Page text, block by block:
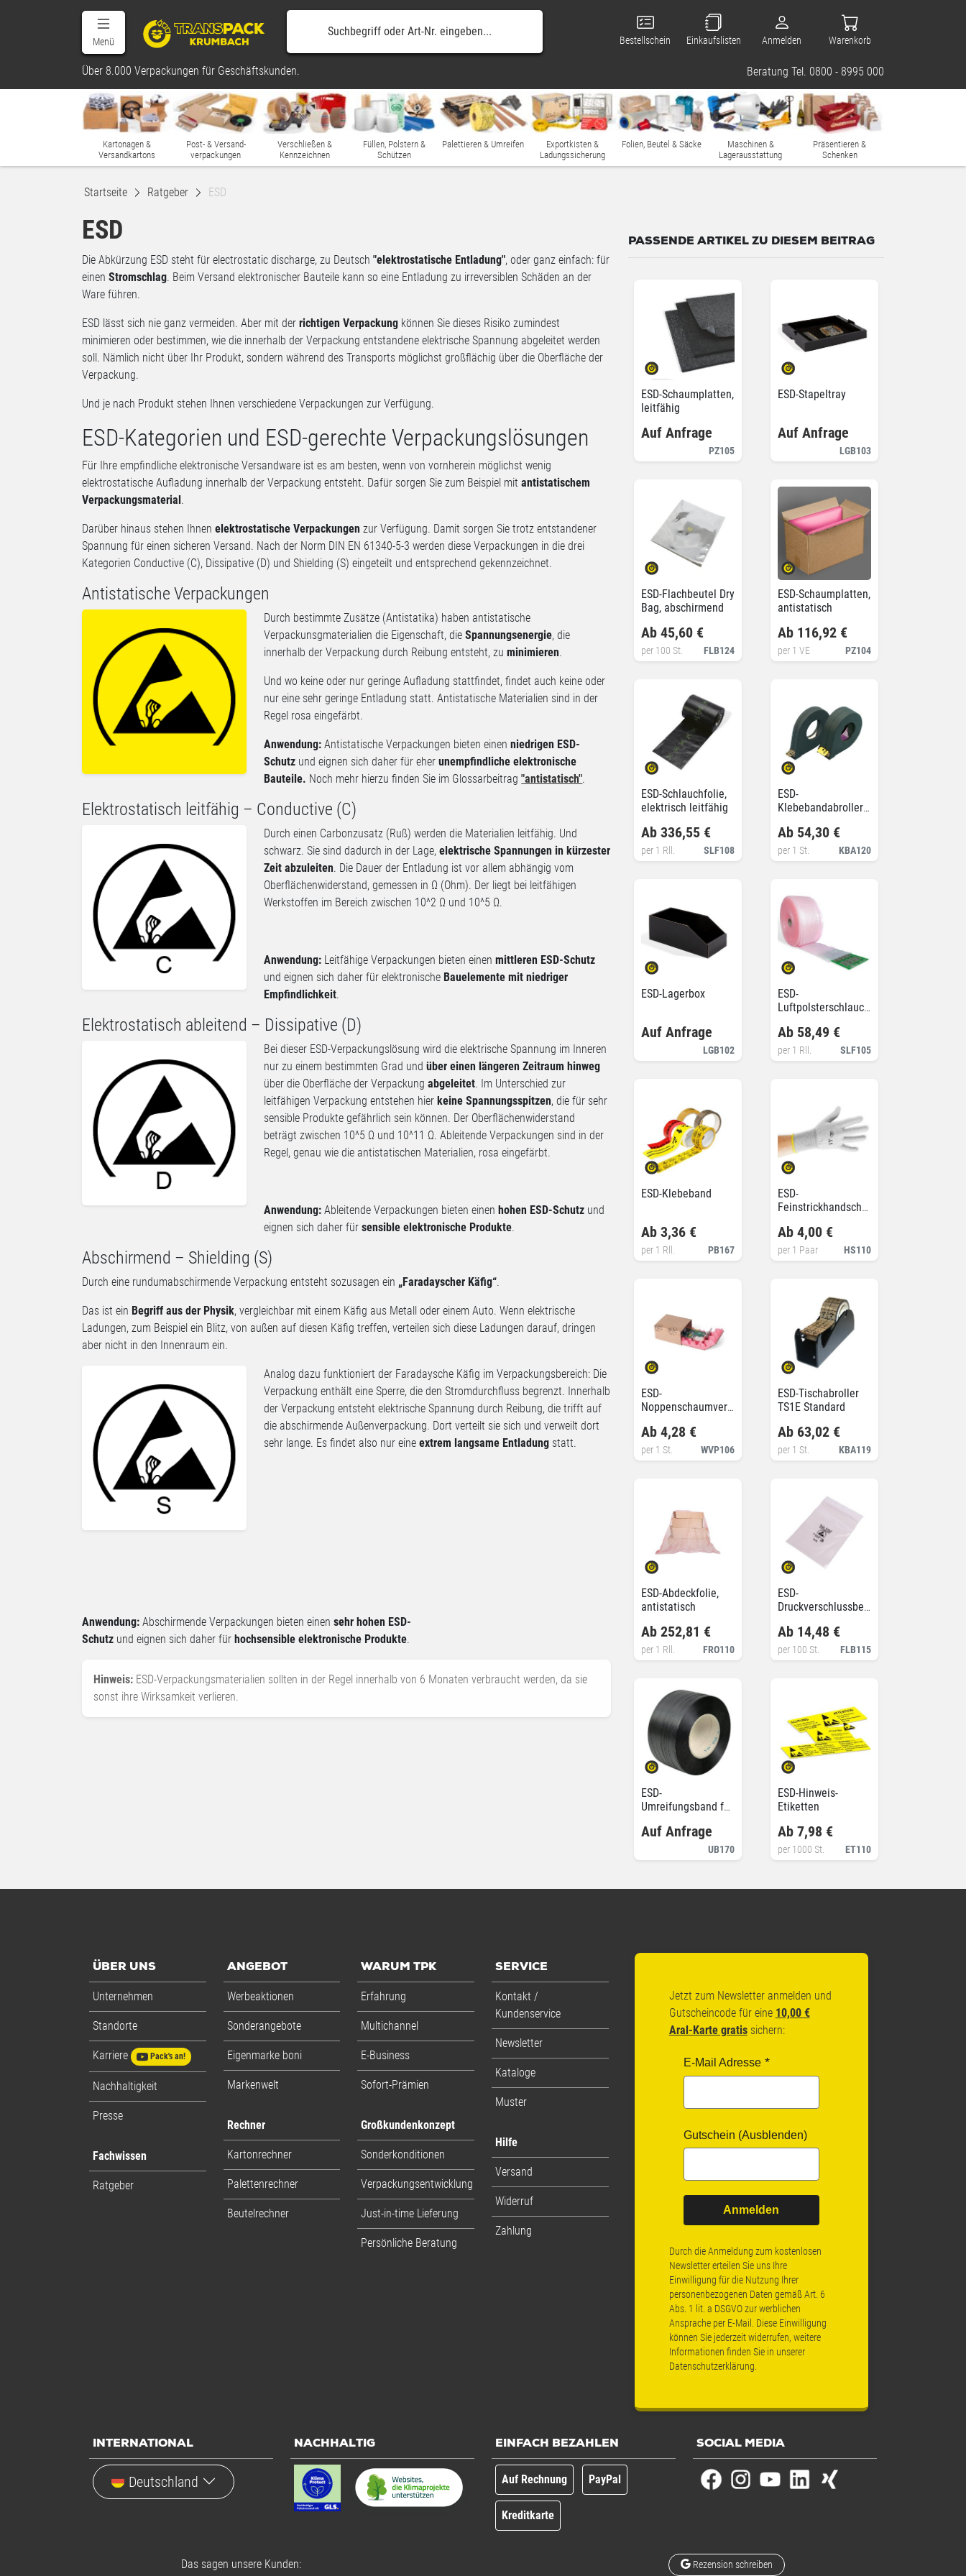
Menü Bestellschein Einkaufslisten Anmelden Warenkorb
Über 8.000 Verpackungen für Geschäftskunden. Beratung Tel. 0800 - 8995 000
Kartonagen &
Versandkartons
Post- & Versand-
verpackungen
Verschließen &
Kennzeichnen
Füllen, Polstern &
Schützen
Palettieren & Umreifen
Exportkisten &
Ladungssicherung
Folien, Beutel & Säcke
Maschinen &
Lagerausstattung
Präsentieren &
Schenken
Startseite Ratgeber ESD
ESD
Die Abkürzung ESD steht für electrostatic discharge, zu Deutsch "elektrostatische Entladung", oder ganz einfach: für
einen Stromschlag. Beim Versand elektronischer Bauteile kann so eine Entladung zu irreversiblen Schäden an der
Ware führen.
ESD lässt sich nie ganz vermeiden. Aber mit der richtigen Verpackung können Sie dieses Risiko zumindest
minimieren oder bestimmen, wie die innerhalb der Verpackung entstandene elektrische Spannung abgeleitet werden
soll. Nämlich nicht über Ihr Produkt, sondern während des Transports möglichst großflächig über die Oberfläche der
Verpackung.
Und je nach Produkt stehen Ihnen verschiedene Verpackungen zur Verfügung.
ESD-Kategorien und ESD-gerechte Verpackungslösungen
Für Ihre empfindliche elektronische Versandware ist es am besten, wenn von vornherein möglichst wenig
elektrostatische Aufladung innerhalb der Verpackung entsteht. Dafür sorgen Sie zum Beispiel mit antistatischem
Verpackungsmaterial.
Darüber hinaus stehen Ihnen elektrostatische Verpackungen zur Verfügung. Damit sorgen Sie trotz entstandener
Spannung für einen sicheren Versand. Nach der Norm DIN EN 61340-5-3 werden diese Verpackungen in die drei
Kategorien Conductive (C), Dissipative (D) und Shielding (S) eingeteilt und entsprechend gekennzeichnet.
Antistatische Verpackungen
Durch bestimmte Zusätze (Antistatika) haben antistatische
Verpackunsgmaterialien die Eigenschaft, dieSpannungsenergie, die
innerhalb der Verpackung durch Reibung entsteht, zuminimieren.
Und wo keine oder nur geringe Aufladung stattfindet, findet auch keine oder
nur eine sehr geringe Entladung statt. Antistatische Materialien sind in der
Regel rosa eingefärbt.
Anwendung: Antistatische Verpackungen bieten einenniedrigen ESD-
Schutz und eignen sich daher für eherunempfindliche elektronische
Bauteile. Noch mehr hierzu finden Sie im Glossarbeitrag"antistatisch".
Elektrostatisch leitfähig – Conductive (C)
Durch einen Carbonzusatz (Ruß) werden die Materialien leitfähig. Und
schwarz. Sie sind dadurch in der Lage,elektrische Spannungen in kürzester
Zeit abzuleiten. Die Dauer der Entladung ist vor allem abhängig vom
Oberflächenwiderstand, gemessen in Ω (Ohm). Der liegt bei leitfähigen
Werkstoffen im Bereich zwischen 10^2 Ω und 10^5 Ω.
Anwendung: Leitfähige Verpackungen bieten einenmittleren ESD-Schutz
und eignen sich daher für elektronische Bauelemente mit niedriger
Empfindlichkeit.
Elektrostatisch ableitend – Dissipative (D)
Bei dieser ESD-Verpackungslösung wird die elektrische Spannung im Inneren
nur zu einem bestimmten Grad undüber einen längeren Zeitraum hinweg
über die Oberfläche der Verpackungabgeleitet. Im Unterschied zur
leitfähigen Verpackung entstehen hierkeine Spannungsspitzen, die für sehr
sensible Produkte gefährlich sein können. Der Oberflächenwiderstand
beträgt zwischen 10^5 Ω und 10^11 Ω. Ableitende Verpackungen sind in der
Regel, genau wie die antistatischen Materialien, rosa eingefärbt.
Anwendung:Ableitende Verpackungen bieten einenhohen ESD-Schutz und
eignen sich daher fürsensible elektronische Produkte.
Abschirmend – Shielding (S)
Durch eine rundumabschirmende Verpackung entsteht sozusagen ein „Faradayscher Käfig“.
Das ist ein Begriff aus der Physik, vergleichbar mit einem Käfig aus Metall oder einem Auto. Wenn elektrische
Ladungen, zum Beispiel ein Blitz, von außen auf diesen Käfig treffen, verteilen sich diese Ladungen darauf, dringen
aber nicht in den Innenraum ein.
Analog dazu funktioniert der Faradaysche Käfig im Verpackungsbereich: Die
Verpackung enthält eine Sperre, die den Stromdurchfluss begrenzt. Innerhalb
der Verpackung entsteht elektrische Spannung durch Reibung, die trifft auf
die abschirmende Außenverpackung. Dort verteilt sie sich und verweilt dort
sehr lange. Es findet also nur eineextrem langsame Entladung statt.
Anwendung: Abschirmende Verpackungen bieten einen sehr hohen ESD-
Schutz und eignen sich daher für hochsensible elektronische Produkte.
Hinweis: ESD-Verpackungsmaterialien sollten in der Regel innerhalb von 6 Monaten verbraucht werden, da sie
sonst ihre Wirksamkeit verlieren.
PASSENDE ARTIKEL ZU DIESEM BEITRAG
ESD-Schaumplatten,
leitfähig
PZ105
Auf Anfrage
ESD-Stapeltray
LGB103
Auf Anfrage
ESD-Flachbeutel Dry
Bag, abschirmend
FLB124
Ab 45,60 €
per 100 St.
ESD-Schaumplatten,
antistatisch
PZ104
Ab 116,92 €
per 1 VE
ESD-Schlauchfolie,
elektrisch leitfähig
SLF108
Ab 336,55 €
per 1 Rll.
ESD-
Klebebandabroller
KBA120
Ab 54,30 €
per 1 St.
ESD-Lagerbox
LGB102
Auf Anfrage
ESD-
Luftpolsterschlauch,
SLF105
Ab 58,49 €
per 1 Rll.
ESD-Klebeband
PB167
Ab 3,36 €
per 1 Rll.
ESD-
Feinstrickhandschuhe,
HS110
Ab 4,00 €
per 1 Paar
ESD-
Noppenschaumverpackung,
leitfähig
WVP106
Ab 4,28 €
per 1 St.
ESD-Tischabroller
TS1E Standard
KBA119
Ab 63,02 €
per 1 St.
ESD-Abdeckfolie,
antistatisch
FRO110
Ab 252,81 €
per 1 Rll.
ESD-
Druckverschlussbeutel,
FLB115
Ab 14,48 €
per 100 St.
ESD-
Umreifungsband für
antistatisch
UB170
Auf Anfrage
ESD-Hinweis-
Etiketten
ET110
Ab 7,98 €
per 1000 St.
ÜBER UNS
Unternehmen
Standorte
Karriere Pack's an!
Nachhaltigkeit
Presse
Fachwissen
Ratgeber
ANGEBOT
Werbeaktionen
Sonderangebote
Eigenmarke boni
Markenwelt
Rechner
Kartonrechner
Palettenrechner
Beutelrechner
WARUM TPK
Erfahrung
Multichannel
E-Business
Sofort-Prämien
Großkundenkonzept
Sonderkonditionen
Verpackungsentwicklung
Just-in-time Lieferung
Persönliche Beratung
SERVICE
Kontakt /
Kundenservice
Newsletter
Kataloge
Muster
Hilfe
Versand
Widerruf
Zahlung
Jetzt zum Newsletter anmelden und
Gutscheincode für eine 10,00 €
Aral-Karte gratissichern:
E-Mail Adresse
Gutschein (Ausblenden)
Anmelden
Durch die Anmeldung zum kostenlosen
Newsletter erteilen Sie uns Ihre
Einwilligung für die Nutzung Ihrer
personenbezogenen Daten gemäß Art. 6
Abs. 1 lit. a DSGVO zur werblichen
Ansprache per E-Mail. Diese Einwilligung
können Sie jederzeit widerrufen, weitere
Informationen finden Sie in unserer
Datenschutzerklärung
INTERNATIONAL
Deutschland
NACHHALTIG EINFACH BEZAHLEN
Auf Rechnung PayPal
Kreditkarte
SOCIAL MEDIA
Das sagen unsere Kunden: Rezension schreiben